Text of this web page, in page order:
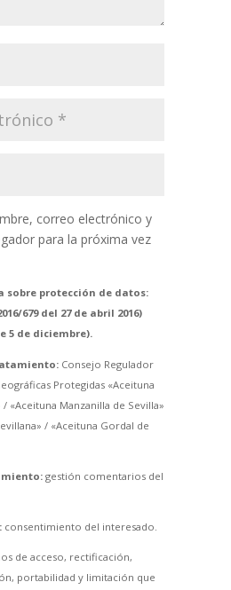
correo electrónico y
para la próxima vez
sobre protección de datos:
679 del 27 de abril 2016)
5 de diciembre).
Consejo Regulador
Protegidas «Aceituna
/ «Aceituna Manzanilla de Sevilla»
/ «Aceituna Gordal de
gestión comentarios del
consentimiento del interesado.
de acceso, rectificación,
portabilidad y limitación que